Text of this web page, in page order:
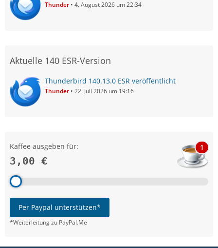
Thunder 4. August 2026 um 22:34
Aktuelle 140 ESR-Version
Thunderbird 140.13.0 ESR veröffentlicht
Thunder 22. Juli 2026 um 19:16
Kaffee ausgeben für:
3,00 €
1
Per Paypal unterstützen*
*Weiterleitung zu PayPal.Me